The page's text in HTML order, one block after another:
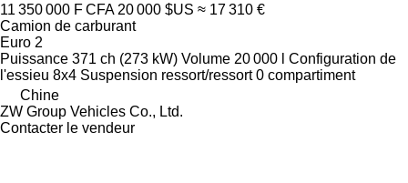
11 350 000 F CFA 20 000 $US ≈ 17 310 €
Camion de carburant
Euro 2
Puissance 371 ch (273 kW) Volume 20 000 l
Configuration de
l'essieu 8x4 Suspension ressort/ressort 0 compartiment
Chine
ZW Group Vehicles Co., Ltd.
Contacter le vendeur